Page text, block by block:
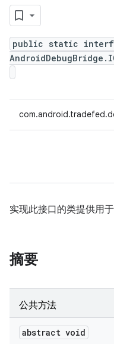
public static
实现此接口的类提供用
摘要
公共方法
abstract void